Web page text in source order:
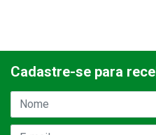
Cadastre-se para